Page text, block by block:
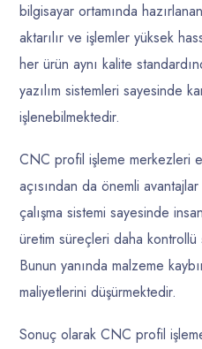
bilgisayar ortamında
aktarılır ve işlemler yüksek
her ürün aynı kalite
yazılım sistemleri sayesinde
işlenebilmektedir.
CNC profil işleme merkezleri
açısından da önemli
çalışma sistemi sayesinde
üretim süreçleri daha kontrollü
Bunun yanında malzeme
maliyetlerini düşürmektedir.
Sonuç olarak CNC profil